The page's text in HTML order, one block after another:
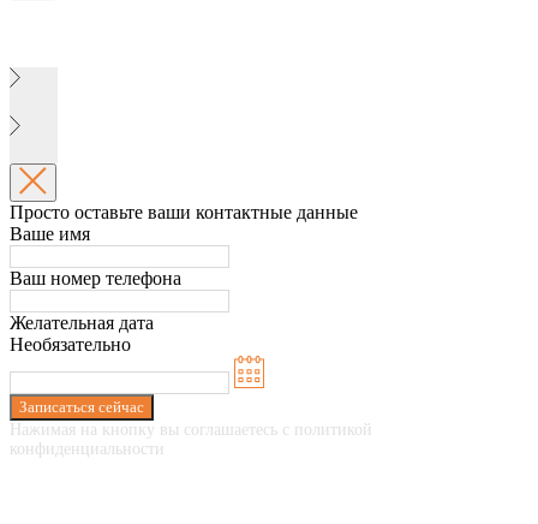
Просто оставьте ваши контактные данные
Ваше имя
Ваш номер телефона
Желательная дата
Необязательно
Записаться сейчас
Нажимая на кнопку вы соглашаетесь с политикой
конфиденциальности